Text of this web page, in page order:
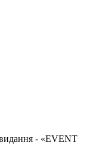
- «EVENT